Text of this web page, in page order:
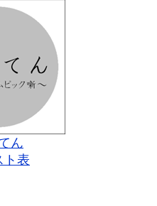
ん
ト表